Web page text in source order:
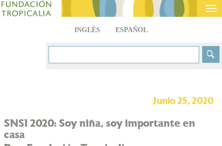
INGLÉS ESPAÑOL
Junio 25, 2020
SNSI 2020: Soy niña, soy importante en
casa